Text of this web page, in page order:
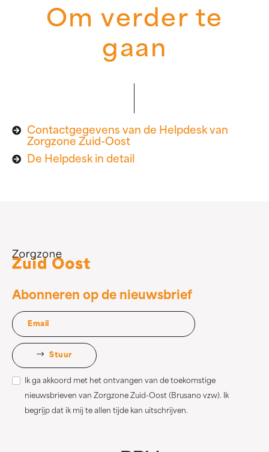
Om verder te
gaan
Contactgegevens van de Helpdesk van
Zorgzone Zuid-Oost
De Helpdesk in detail
Abonneren op de nieuwsbrief
Stuur
Ik ga akkoord met het ontvangen van de toekomstige
nieuwsbrieven van Zorgzone Zuid-Oost (Brusano vzw). Ik
begrijp dat ik mij te allen tijde kan uitschrijven.